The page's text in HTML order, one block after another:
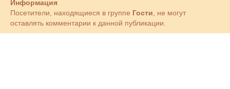
Информация
Посетители, находящиеся в группе Гости , не могут
оставлять комментарии к данной публикации.